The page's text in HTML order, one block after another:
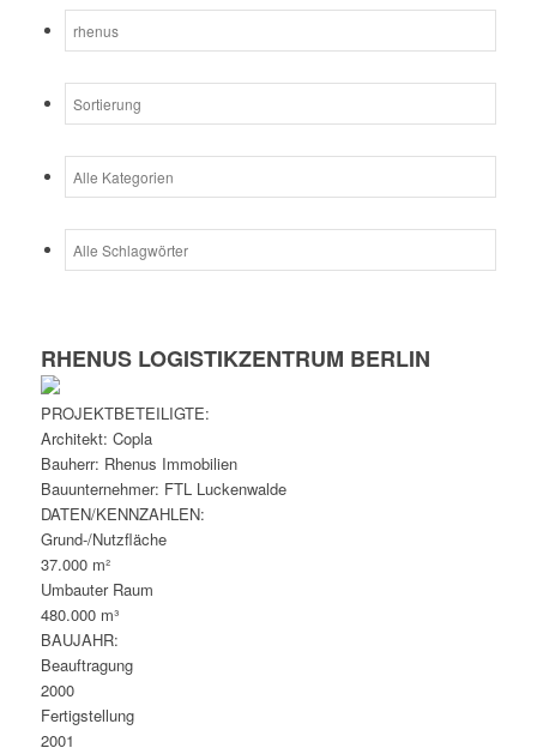
RHENUS LOGISTIKZENTRUM BERLIN
PROJEKTBETEILIGTE:
Architekt: Copla
Bauherr: Rhenus Immobilien
Bauunternehmer: FTL Luckenwalde
DATEN/KENNZAHLEN:
Grund-/Nutzfläche
37.000 m²
Umbauter Raum
480.000 m³
BAUJAHR:
Beauftragung
2000
Fertigstellung
2001